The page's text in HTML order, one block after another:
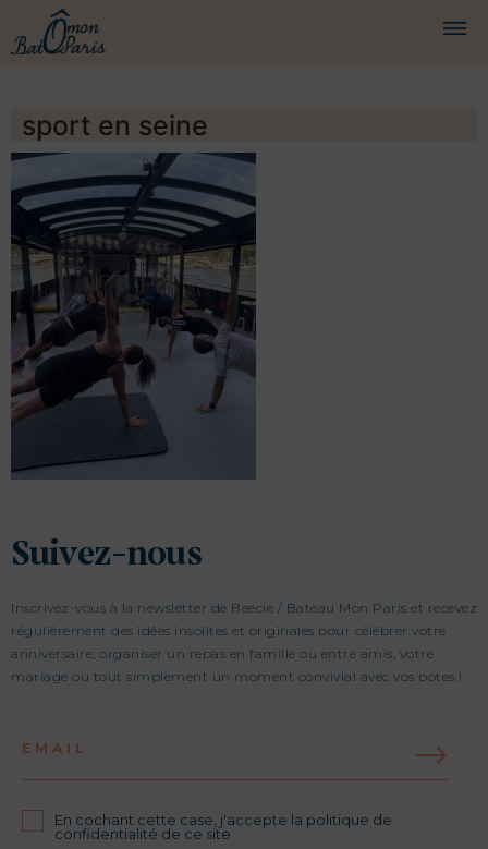
CROISIÈRES
SERVICES
PRESTATIONS
ÉQUIPAGE
JOURNAL DE BORD
PRESSE
DEMANDER UN DEVIS
sport en seine
Suivez-nous
Inscrivez-vous à la newsletter de Beecie / Bateau Mon Paris et recevez
régulièrement des idées insolites et originales pour célébrer votre
anniversaire, organiser un repas en famille ou entre amis, votre
mariage ou tout simplement un moment convivial avec vos potes !
EMAIL
En cochant cette case, j'accepte la politique de
confidentialité de ce site